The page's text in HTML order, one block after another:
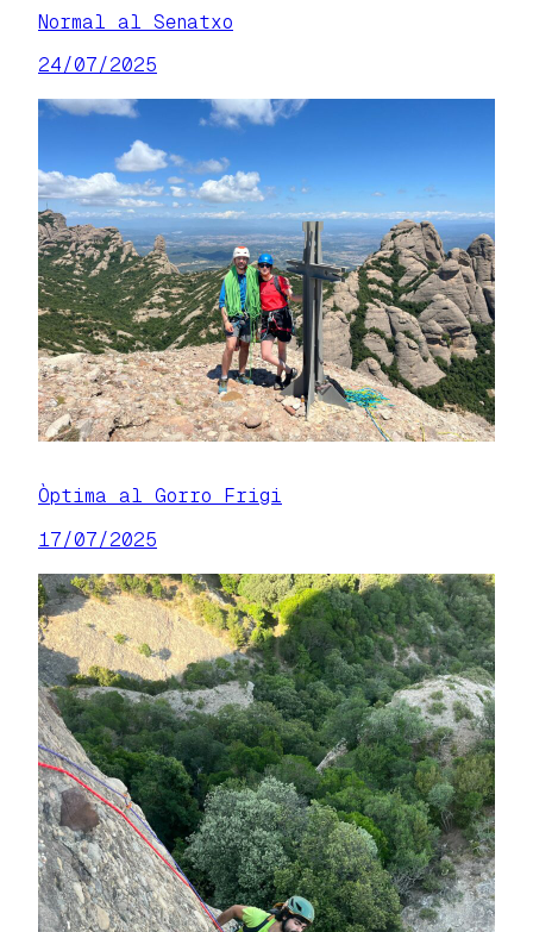
Normal al Senatxo
24/07/2025
Òptima al Gorro Frigi
17/07/2025